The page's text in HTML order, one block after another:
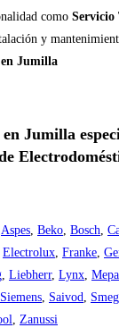
como Servicio
y
Jumilla
Jumilla
Aspes, Beko, Bosch,
Electrolux, Franke,
, Liebherr, Lynx,
Siemens, Saivod, Smeg
, Zanussi